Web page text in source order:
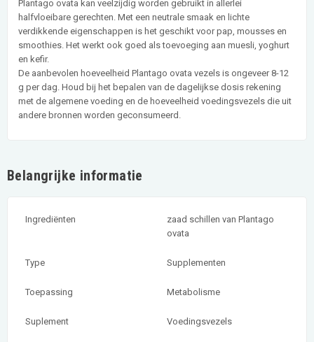
Plantago ovata kan veelzijdig worden gebruikt in allerlei
halfvloeibare gerechten. Met een neutrale smaak en lichte
verdikkende eigenschappen is het geschikt voor pap, mousses en
smoothies. Het werkt ook goed als toevoeging aan muesli, yoghurt
en kefir.
De aanbevolen hoeveelheid Plantago ovata vezels is ongeveer 8-12
g per dag. Houd bij het bepalen van de dagelijkse dosis rekening
met de algemene voeding en de hoeveelheid voedingsvezels die uit
andere bronnen worden geconsumeerd.
Belangrijke informatie
Ingrediënten
zaad schillen van Plantago
ovata
Type Supplementen
Toepassing Metabolisme
Suplement Voedingsvezels